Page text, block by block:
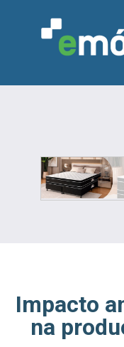
INDÚSTRIA
INDICADORES
FEIRAS
Impacto
na